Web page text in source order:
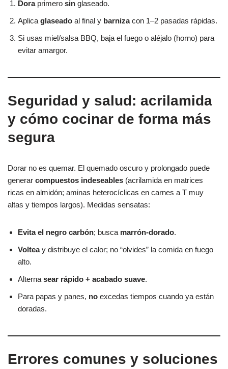
Doraprimero sin glaseado.
Aplica glaseado al final y barnizacon 1–2 pasadas rápidas.
Si usas miel/salsa BBQ, baja el fuego o aléjalo (horno) para
evitar amargor.
Seguridad y salud: acrilamida
y cómo cocinar de forma más
segura
Dorar no es quemar. El quemado oscuro y prolongado puede
generar compuestos indeseables (acrilamida en matrices
ricas en almidón; aminas heterocíclicas en carnes a T muy
altas y tiempos largos). Medidas sensatas:
Evita el negro carbón; busca marrón-dorado.
Volteay distribuye el calor; no “olvides” la comida en fuego
alto.
Alterna sear rápido + acabado suave.
Para papas y panes, no excedas tiempos cuando ya están
doradas.
Errores comunes y soluciones